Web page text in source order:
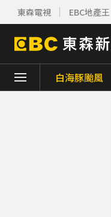
東森電視 EBC地產王
白海豚颱風